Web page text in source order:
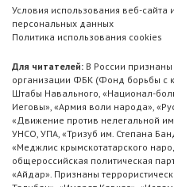
Условия использования веб-
персональных данных
Политика использования cookies
Для читателей: В России
организации ФБК (Фонд борьбы с
Штабы Навального, «Национал-
Иеговы», «Армия воли народа»,
«Движение против нелегальной
УНСО, УПА, «Тризуб им. Степана
«Меджлис крымскотатарского
общероссийская политическая
«Айдар». Признаны